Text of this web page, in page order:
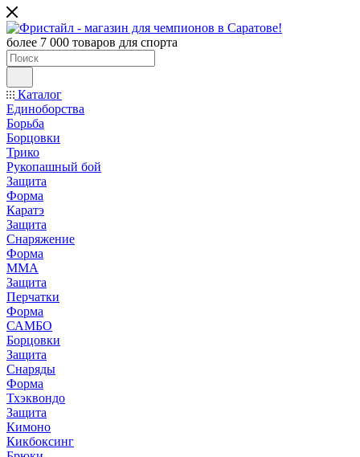
более 7 000 товаров для спорта
Каталог
Единоборства
Борьба
Борцовки
Трико
Рукопашный бой
Защита
Форма
Каратэ
Защита
Снаряжение
Форма
ММА
Защита
Перчатки
Форма
САМБО
Борцовки
Защита
Снаряды
Форма
Тхэквондо
Защита
Кимоно
Кикбоксинг